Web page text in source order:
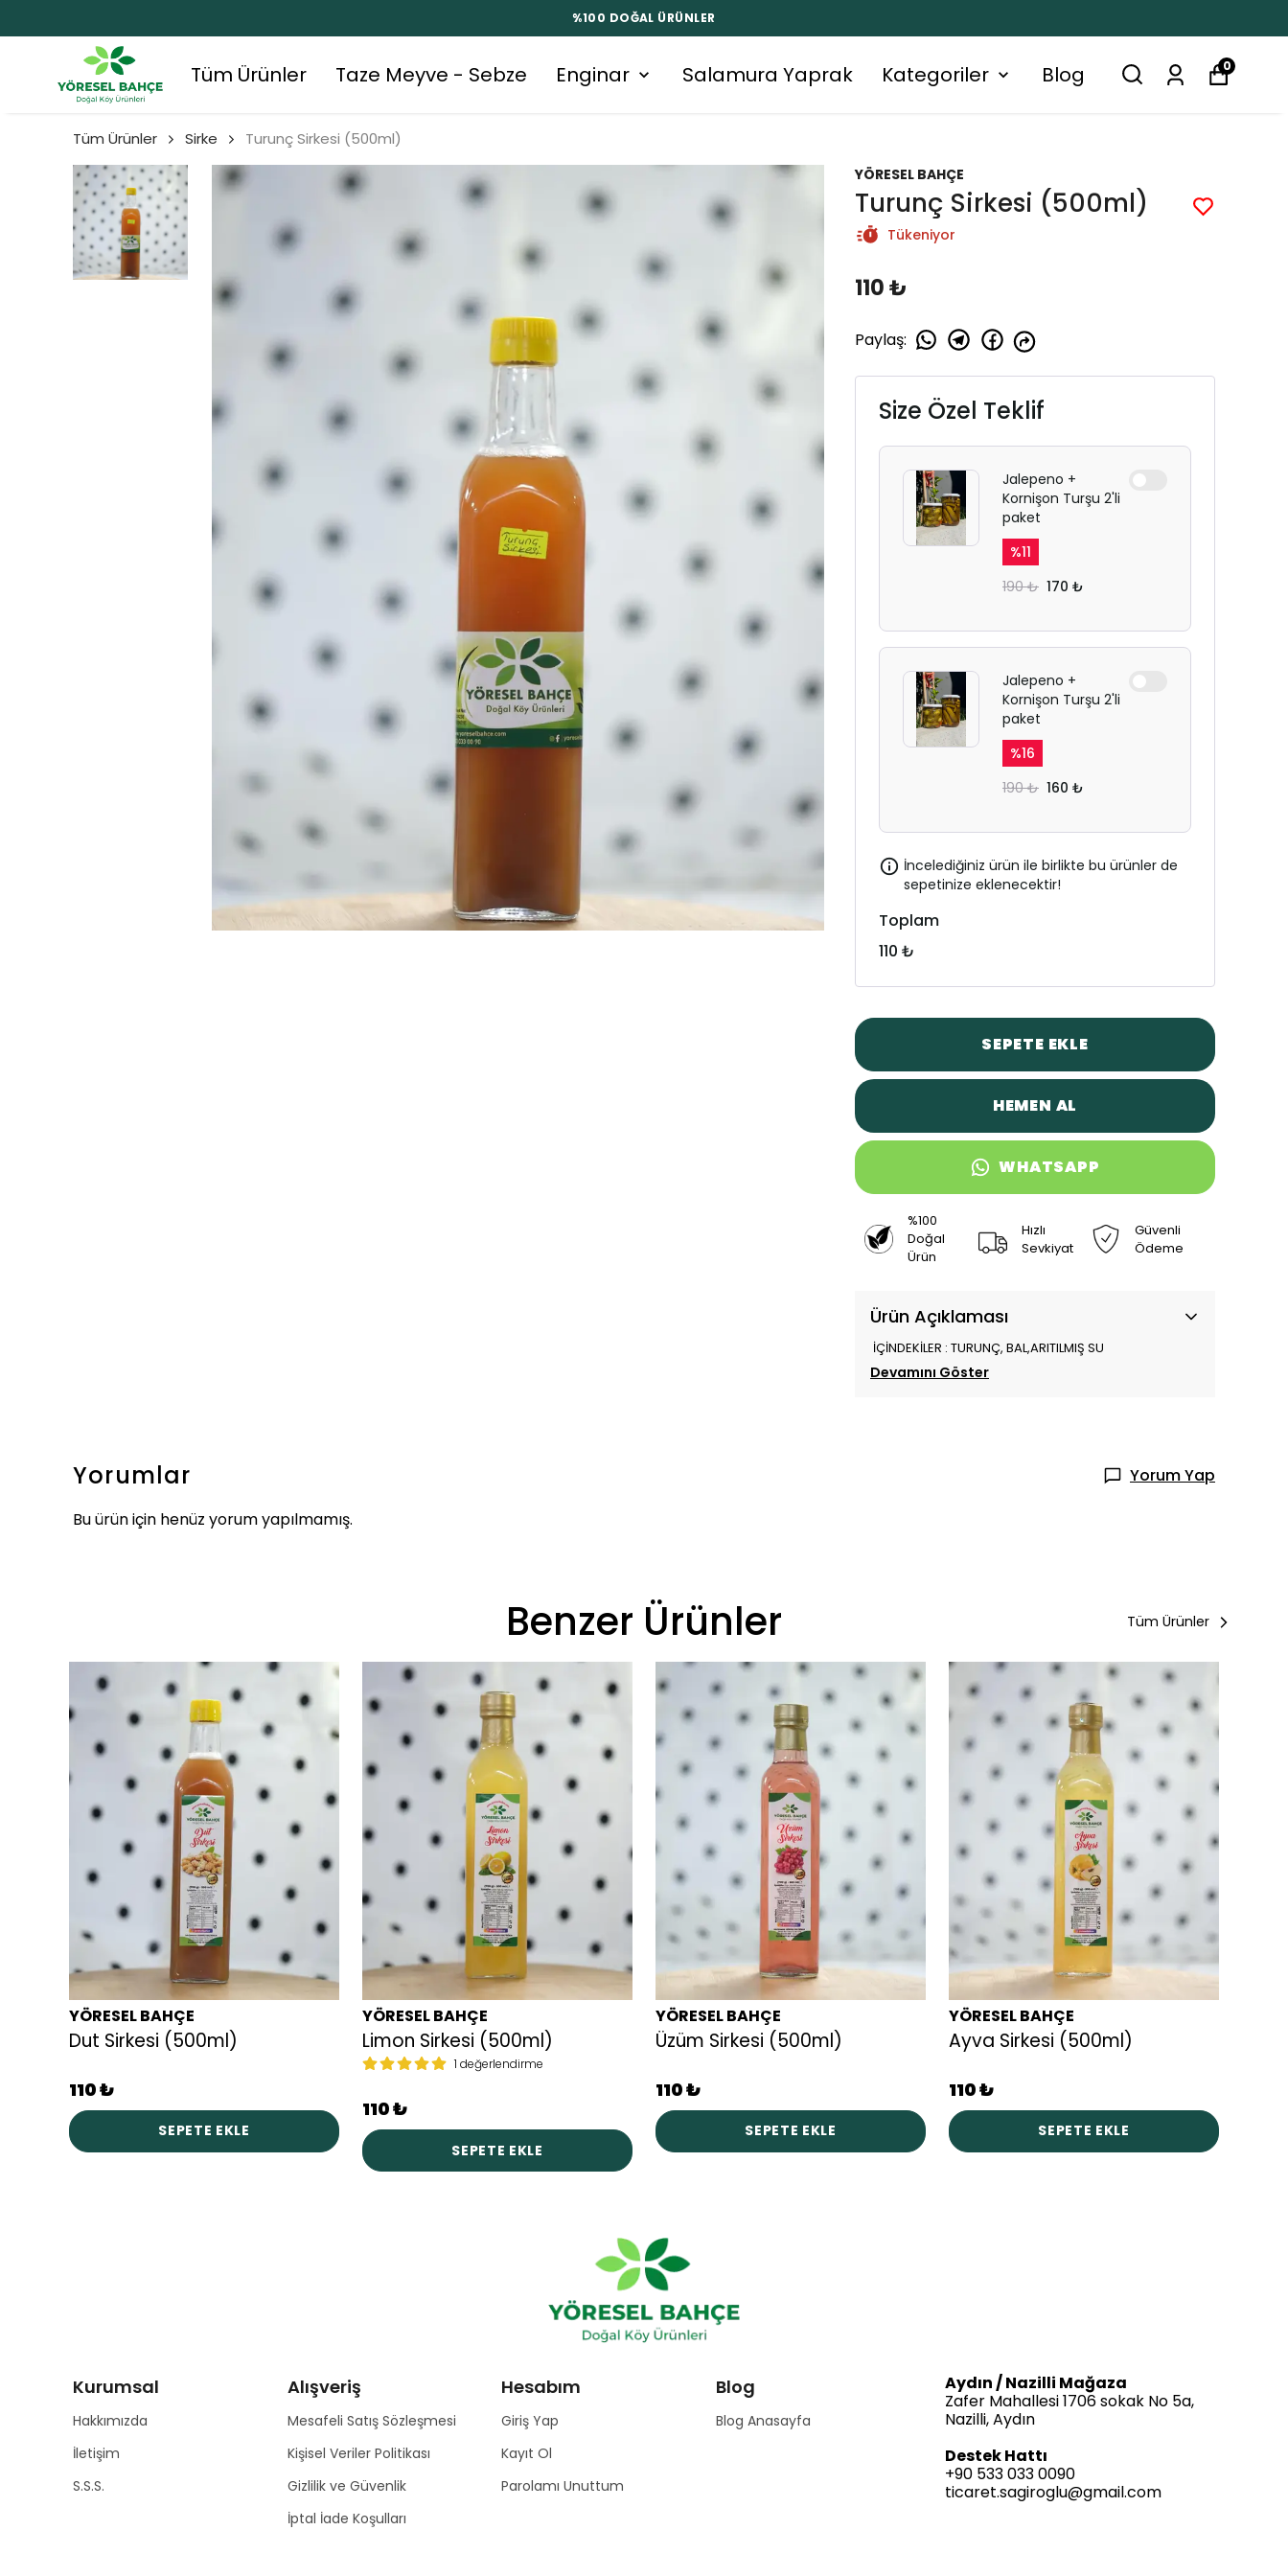
%100 DOĞAL ÜRÜNLER
Tüm Ürünler Taze Meyve - Sebze Enginar Salamura Yaprak Kategoriler Blog 0
Tüm Ürünler Sirke Turunç Sirkesi (500ml)
YÖRESEL BAHÇE
Turunç Sirkesi (500ml)
Tükeniyor
110 ₺
Paylaş:
Size Özel Teklif
Jalepeno +
Kornişon Turşu 2'li
paket
%11
190 ₺ 170 ₺
Jalepeno +
Kornişon Turşu 2'li
paket
%16
190 ₺ 160 ₺
İncelediğiniz ürün ile birlikte bu ürünler de
sepetinize eklenecektir!
Toplam
110 ₺
SEPETE EKLE
HEMEN AL
WHATSAPP
%100
Doğal
Ürün
Hızlı
Sevkiyat
Güvenli
Ödeme
Ürün Açıklaması
İÇİNDEKİLER : TURUNÇ, BAL,ARITILMIŞ SU
Devamını Göster
Yorumlar
Yorum Yap
Bu ürün için henüz yorum yapılmamış.
Benzer Ürünler Tüm Ürünler
YÖRESEL BAHÇE
Dut Sirkesi (500ml)
110 ₺
SEPETE EKLE
YÖRESEL BAHÇE
Limon Sirkesi (500ml)
1 değerlendirme
110 ₺
SEPETE EKLE
YÖRESEL BAHÇE
Üzüm Sirkesi (500ml)
110 ₺
SEPETE EKLE
YÖRESEL BAHÇE
Ayva Sirkesi (500ml)
110 ₺
SEPETE EKLE
Kurumsal
Hakkımızda
İletişim
S.S.S.
Alışveriş
Mesafeli Satış Sözleşmesi
Kişisel Veriler Politikası
Gizlilik ve Güvenlik
İptal İade Koşulları
Hesabım
Giriş Yap
Kayıt Ol
Parolamı Unuttum
Blog
Blog Anasayfa
Aydın / Nazilli Mağaza
Zafer Mahallesi 1706 sokak No 5a,
Nazilli, Aydın
Destek Hattı
+90 533 033 0090
ticaret.sagiroglu@gmail.com